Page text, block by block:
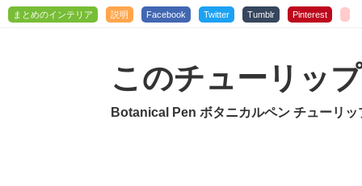
まとめのインテリア 説明 Facebook Twitter Tumblr Pinterest
このチューリッ
Botanical Pen ボタニカルペン チューリッ